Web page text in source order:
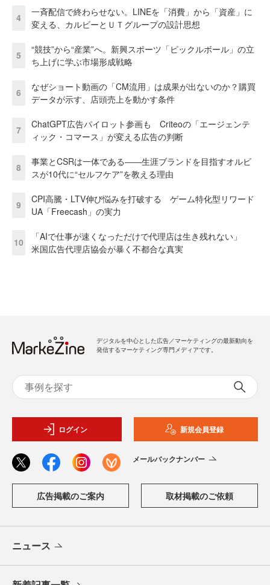
4
一斉配信で終わらせない。LINEを「消費」から「資産」に
変える、カルビーとＵＴグループの設計思想
5
“競技”から“産業”へ。新興スポーツ「ピックルボール」の立
ち上げに学ぶ市場形成戦略
6
なぜショート動画の「CM流用」は成果が出ないのか？購買
データが示す、店頭売上を動かす条件
7
ChatGPT広告パイロット参画も Criteoの「エージェンテ
ィック・コマース」が変える広告の判断
8
事業とCSRは一体である――生涯ブランドを目指すオルビ
スが10代に“セルフケア”を教える理由
9
CPI高騰・LTV伸び悩みを打破する ゲーム特化型リワード
UA「Freecash」の実力
10
「AIで仕事が速くなっただけで代理店は生き残れない」
米国広告代理店協会が暴く不都合な真実
デジタルを中心とした広告／マーケティングの最新動向を
発信するマーケティング専門メディアです。
ログイン 新規会員登録
メールバックナンバー
広告掲載のご案内 取材掲載のご依頼
ニュース